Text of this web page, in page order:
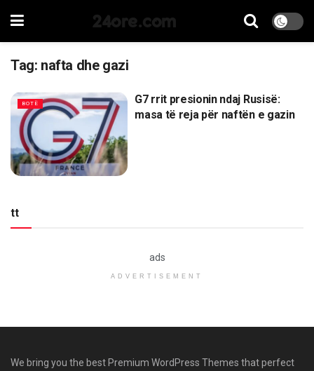
24ore.com
Tag: nafta dhe gazi
BOTË
G7 rrit presionin ndaj Rusisë:
masa të reja për naftën e gazin
tt
ads
ADVERTISEMENT
We bring you the best Premium WordPress Themes that perfect